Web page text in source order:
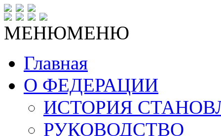
МЕНЮМЕНЮ
Главная
О ФЕДЕРАЦИИ
ИСТОРИЯ
РУКОВОДСТВО